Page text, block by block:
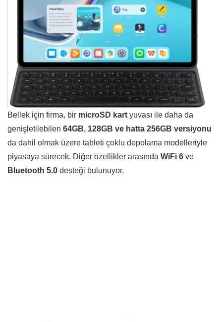
Bellek için firma, bir microSD kart yuvası ile daha da
genişletilebilen 64GB, 128GB ve hatta 256GB versiyonu
da dahil olmak üzere tableti çoklu depolama modelleriyle
piyasaya sürecek. Diğer özellikler arasında WiFi 6 ve
Bluetooth 5.0 desteği bulunuyor.